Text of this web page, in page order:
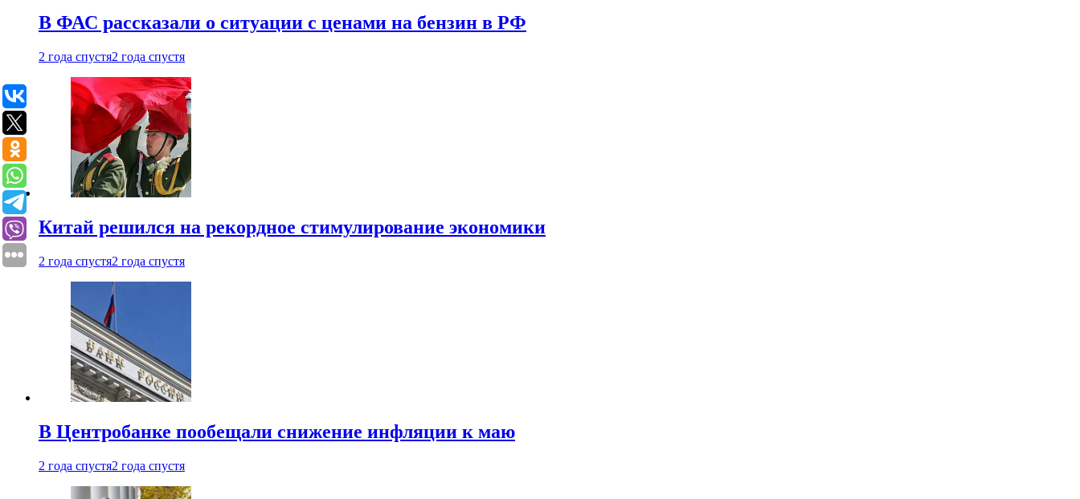
В ФАС рассказали о ситуации с ценами на бензин в РФ
2 года спустя2 года спустя
Китай решился на рекордное стимулирование экономики
2 года спустя2 года спустя
В Центробанке пообещали снижение инфляции к маю
2 года спустя2 года спустя